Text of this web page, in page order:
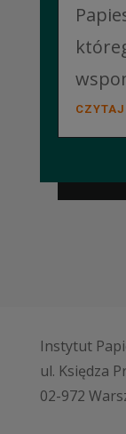
Instytut
ul. Księdza
02-972